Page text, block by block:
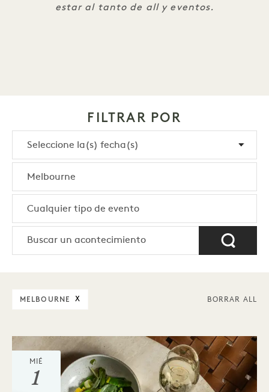
estar al tanto de all y eventos.
FILTRAR POR
MELBOURNE X BORRAR ALL
MIÉ
1